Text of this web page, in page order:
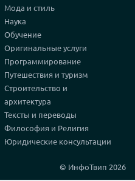
Мода и стиль
Наука
Обучение
Оригинальные услуги
Программирование
Путешествия и туризм
Строительство и
архитектура
Тексты и переводы
Философия и Религия
Юридические консультации
© ИнфоТвип 2026